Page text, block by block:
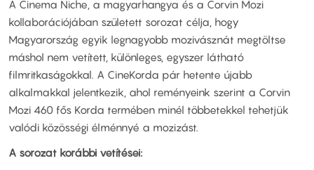
A Cinema Niche, a magyarhangya és a Corvin Mozi
kollaborációjában született sorozat célja, hogy
Magyarország egyik legnagyobb mozivásznát megtöltse
máshol nem vetített, különleges, egyszer látható
filmritkaságokkal. A CineKorda pár hetente újabb
alkalmakkal jelentkezik, ahol reményeink szerint a Corvin
Mozi 460 fős Korda termében minél többetekkel tehetjük
valódi közösségi élménnyé a mozizást.
A sorozat korábbi vetítései: